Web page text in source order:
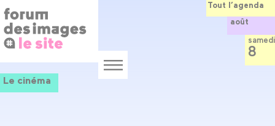
au
contenu
principal
Menu
Le cinéma
Tout l’agenda
août
samedi
8